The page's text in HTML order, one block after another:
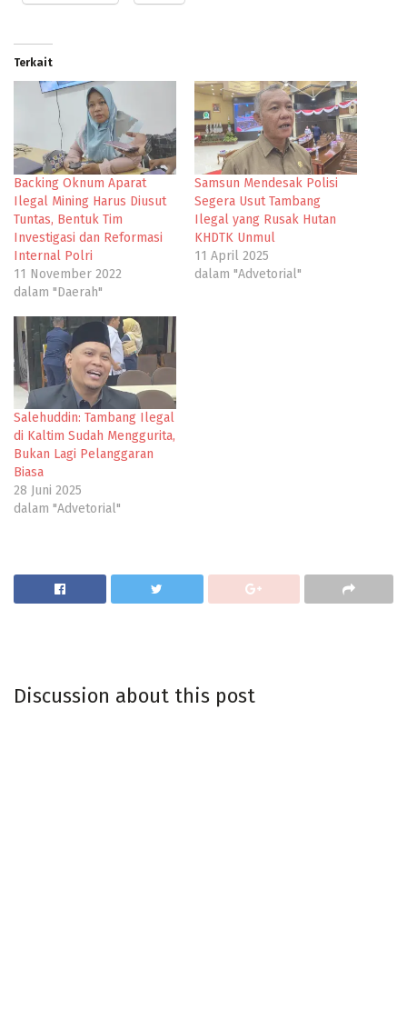
Terkait
Backing Oknum Aparat
Ilegal Mining Harus Diusut
Tuntas, Bentuk Tim
Investigasi dan Reformasi
Internal Polri
11 November 2022
dalam "Daerah"
Samsun Mendesak Polisi
Segera Usut Tambang
Ilegal yang Rusak Hutan
KHDTK Unmul
11 April 2025
dalam "Advetorial"
Salehuddin: Tambang Ilegal
di Kaltim Sudah Menggurita,
Bukan Lagi Pelanggaran
Biasa
28 Juni 2025
dalam "Advetorial"
Discussion about this post